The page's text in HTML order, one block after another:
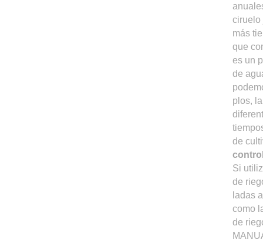
ciruelo
más
que
es un
de
plos,
de
Si
de
ladas
como
de